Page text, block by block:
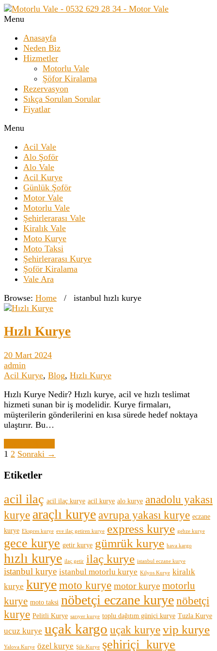
Menu
Anasayfa
Neden Biz
Hizmetler
Motorlu Vale
Şöfor Kiralama
Rezervasyon
Sıkça Sorulan Sorular
Fiyatlar
Menu
Acil Vale
Alo Şoför
Alo Vale
Acil Kurye
Günlük Şoför
Motor Vale
Motorlu Vale
Şehirlerarası Vale
Kiralık Vale
Moto Kurye
Moto Taksi
Şehirlerarası Kurye
Şoför Kiralama
Vale Ara
Browse: Home / istanbul hızlı kurye
Hızlı Kurye
20 Mart 2024
admin
Acil Kurye, Blog, Hızlı Kurye
Hızlı Kurye Nedir? Hızlı kurye, acil ve hızlı teslimat
hizmeti sunan bir iş modelidir. Kurye firmaları,
müşterilerin gönderilerini en kısa sürede hedef noktaya
ulaştırır. Bu…
1 2 Sonraki →
Etiketler
acil ilaç acil ilaç kurye acil kurye alo kurye anadolu yakası
kurye araçlı kuryeavrupa yakası kurye eczane
kurye Ekspres kurye eve ilaç getiren kurye express kurye gebze kurye
gece kurye getir kurye gümrük kurye hava kargo
hızlı kurye ilaç getir ilaç kurye istanbul eczane kurye
istanbul kurye istanbul motorlu kurye Kilyos Kurye kiralık
kurye kuryemoto kurye motor kurye motorlu
kurye moto taksi nöbetçi eczane kuryenöbetçi
kurye Pelitli Kurye sarıyer kurye toplu dağıtım güniçi kurye Tuzla Kurye
ucuz kurye uçak kargo uçak kuryevip kurye
Yalova Kurye özel kurye Şile Kurye şehiriçi kurye